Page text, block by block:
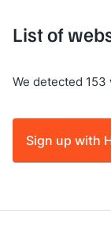
List of
We detected
Sign up with